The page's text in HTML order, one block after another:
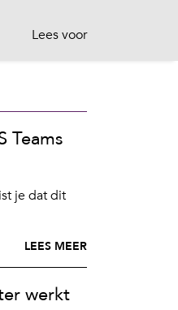
Lees voor
Teams
je dat dit
LEES MEER
werkt